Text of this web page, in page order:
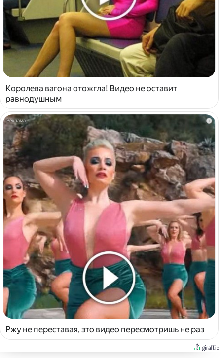
Королева вагона отожгла! Видео не оставит
равнодушным
i
Ржу не переставая, это видео пересмотришь не раз